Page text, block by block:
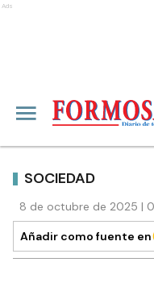
Ads
SOCIEDAD
8 de octubre de 2025 |
Añadir como fuente en